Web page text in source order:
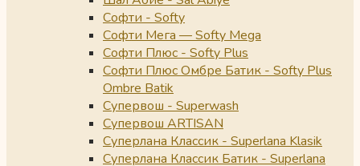
Софти - Softy
Софти Мега — Softy Mega
Софти Плюс - Softy Plus
Софти Плюс Омбре Батик - Softy Plus
Ombre Batik
Супервош - Superwash
Супервош ARTISAN
Суперлана Классик - Superlana Klasik
Суперлана Классик Батик - Superlana